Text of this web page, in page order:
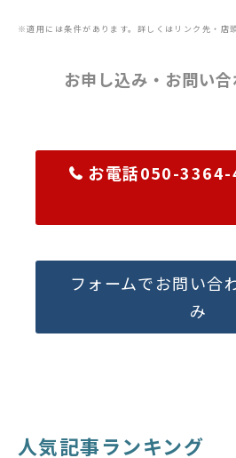
※適用には条件があります。詳しくはリンク先・店
お申し込み・お問い
お電話050-
フォームでお問い合
み
人気記事ランキング